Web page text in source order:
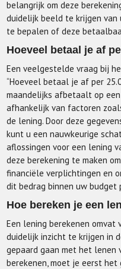
belangrijk om deze
duidelijk beeld te krijgen van
te bepalen of deze
Hoeveel betaal je af
Een veelgestelde vraag bij
“Hoeveel betaal je af per
maandelijks afbetaalt op
afhankelijk van factoren
de lening. Door deze
kunt u een nauwkeurige
aflossingen voor een lening
deze berekening te maken
financiële verplichtingen en
dit bedrag binnen uw budget
Hoe bereken je een
Een lening berekenen omvat
duidelijk inzicht te krijgen in
gepaard gaan met het lenen
berekenen, moet je eerst